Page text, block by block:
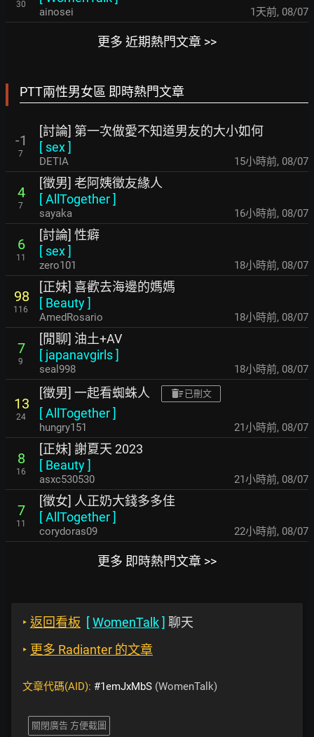
30
ainosei 1天前, 08/07
更多 近期熱門文章 >>
PTT兩性男女區 即時熱門文章
-1
7
[討論] 第一次做愛不知道男友的大小如何
[ sex]
DETIA 15小時前, 08/07
4
7
[徵男] 老阿姨徵友緣人
[AllTogether]
sayaka 16小時前, 08/07
6
11
[討論] 性癖
[ sex]
zero101 18小時前, 08/07
98
116
[正妹] 喜歡去海邊的媽媽
[ Beauty]
AmedRosario 18小時前, 08/07
7
9
[閒聊] 油土+AV
[ japanavgirls]
seal998 18小時前, 08/07
13
24
[徵男] 一起看蜘蛛人 已刪文
[AllTogether]
hungry151 21小時前, 08/07
8
16
[正妹] 謝夏天 2023
[ Beauty]
asxc530530 21小時前, 08/07
7
11
[徵女] 人正奶大錢多多佳
[AllTogether]
corydoras09 22小時前, 08/07
更多 即時熱門文章 >>
‣ 返回看板 [WomenTalk] 聊天
‣ 更多 Radianter 的文章
文章代碼(AID): #1emJxMbS (WomenTalk)
關閉廣告 方便截圖